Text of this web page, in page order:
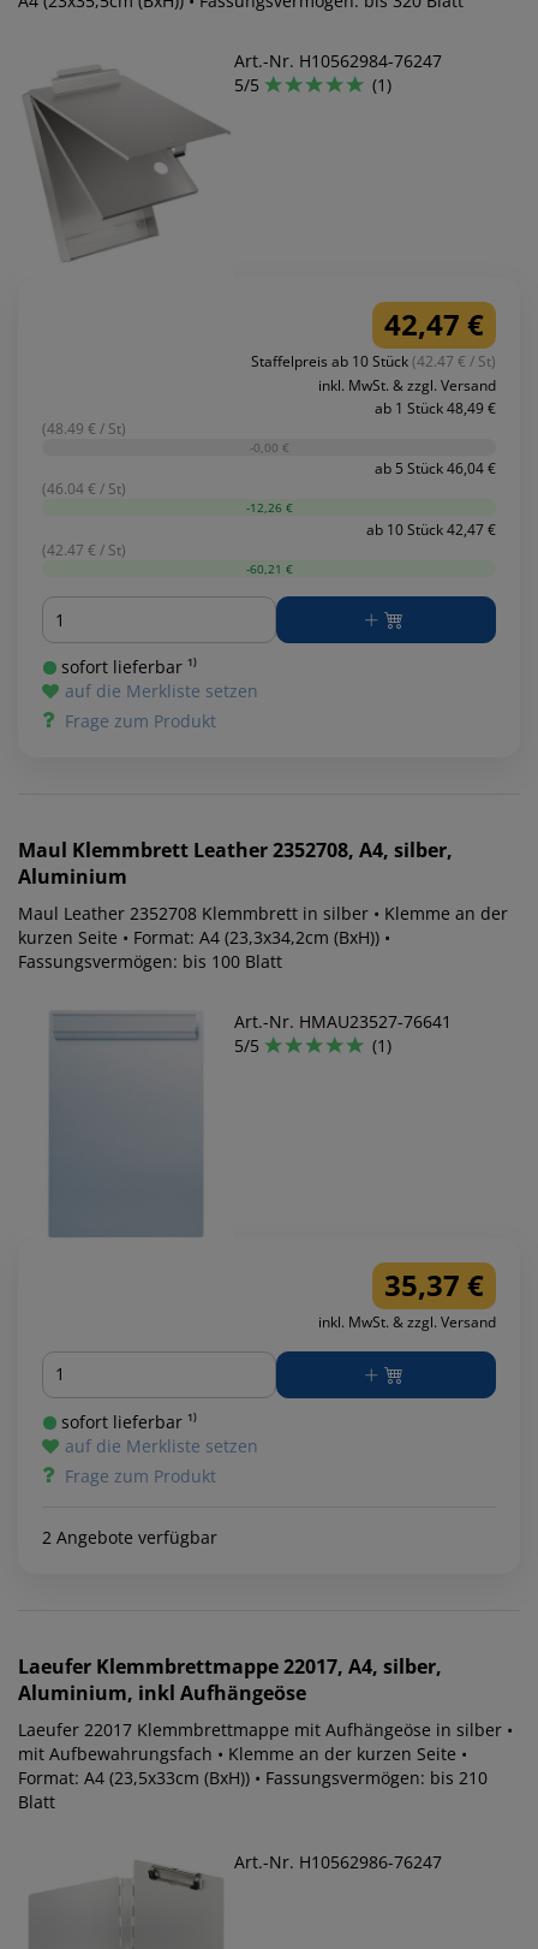
Art.-Nr. H10562984-76247
5/5
(1)
42,47 €
Staffelpreis ab 10 Stück(42.47 € / St)
inkl. MwSt. & zzgl. Versand
ab 1 Stück 48,49 €
(48.49 € / St)
-0,00 €
ab 5 Stück 46,04 €
(46.04 € / St)
-12,26 €
ab 10 Stück 42,47 €
(42.47 € / St)
-60,21 €
Menge
sofort lieferbar ¹⁾
auf die Merkliste setzen
Frage zum Produkt
Maul Klemmbrett Leather 2352708, A4, silber,
Aluminium
Maul Leather 2352708 Klemmbrett in silber • Klemme an der
kurzen Seite • Format: A4 (23,3x34,2cm (BxH)) •
Fassungsvermögen: bis 100 Blatt
Art.-Nr. HMAU23527-76641
5/5
(1)
35,37 €
inkl. MwSt. & zzgl. Versand
Menge
sofort lieferbar ¹⁾
auf die Merkliste setzen
Frage zum Produkt
2 Angebote verfügbar
Laeufer Klemmbrettmappe 22017, A4, silber,
Aluminium, inkl Aufhängeöse
Laeufer 22017 Klemmbrettmappe mit Aufhängeöse in silber •
mit Aufbewahrungsfach • Klemme an der kurzen Seite •
Format: A4 (23,5x33cm (BxH)) • Fassungsvermögen: bis 210
Blatt
Art.-Nr. H10562986-76247